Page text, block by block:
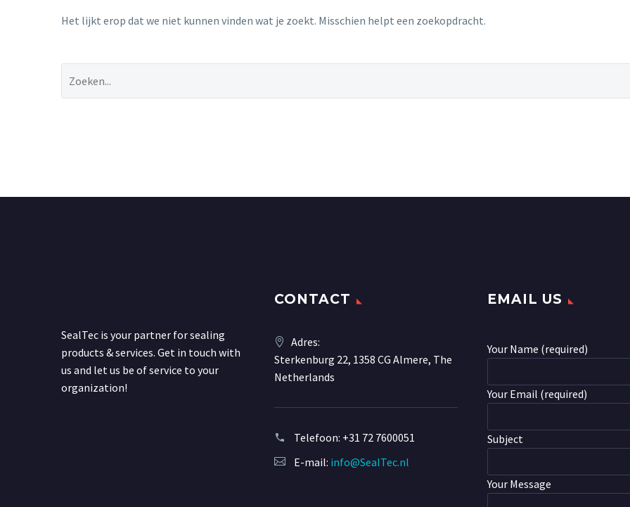
Het lijkt erop dat we niet kunnen vinden wat je zoekt. Misschien helpt een zoekopdracht.
SealTec is your partner for sealing
products & services. Get in touch with
us and let us be of service to your
organization!
CONTACT
Adres:
Sterkenburg 22, 1358 CG Almere, The
Netherlands
Telefoon: +31 72 7600051
E-mail: info@SealTec.nl
EMAIL US
Your Name (required)
Your Email (required)
Subject
Your Message